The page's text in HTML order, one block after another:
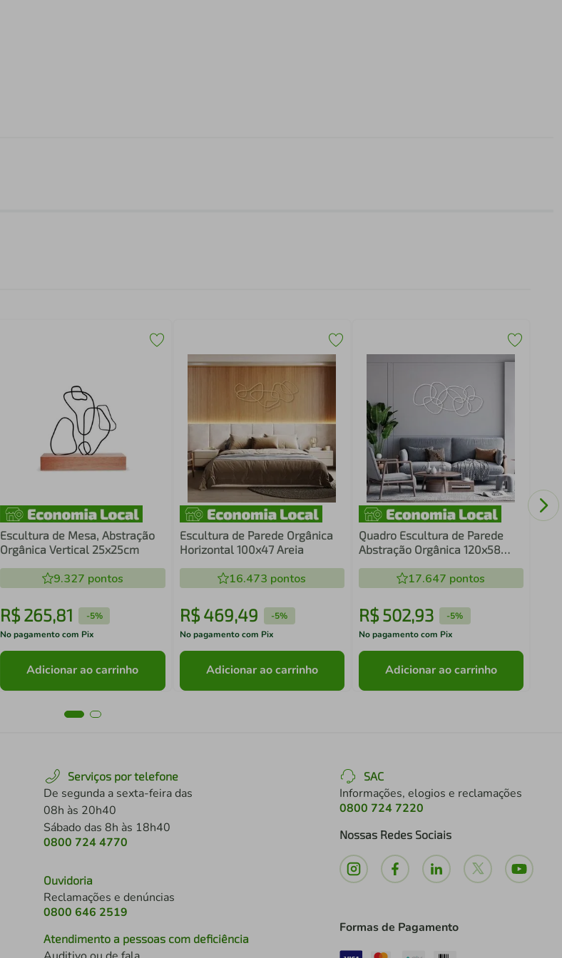
Escultura de Mesa, Abstração
Orgânica Vertical 25x25cm
9.327 pontos
R$265,81 -5%
No pagamento com Pix
Adicionar ao carrinho
Escultura de Parede Orgânica
Horizontal 100x47 Areia
16.473 pontos
R$ 469,49 -5%
No pagamento com Pix
Adicionar ao carrinho
Quadro Escultura de Parede
Abstração Orgânica 120x58
17.647 pontos
R$ 502,93 -5%
No pagamento com Pix
Adicionar ao carrinho
Serviços por telefone
De segunda a sexta-feira das
08h às 20h40
Sábado das 8h às 18h40
0800 724 4770
Ouvidoria
Reclamações e denúncias
0800 646 2519
Atendimento a pessoas com deficiência
SAC
Informações, elogios e reclamações
0800 724 7220
Nossas Redes Sociais
Formas de Pagamento